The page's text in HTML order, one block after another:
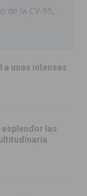
de la CV-95,
a unas intensas
esplendor las